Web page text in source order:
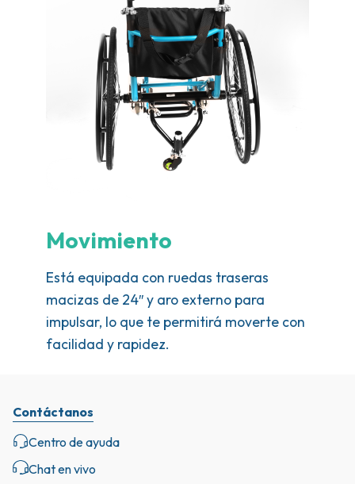
Movimiento
Está equipada con ruedas traseras
macizas de 24″ y aro externo para
impulsar, lo que te permitirá moverte con
facilidad y rapidez.
Contáctanos
Centro de ayuda
Chat en vivo